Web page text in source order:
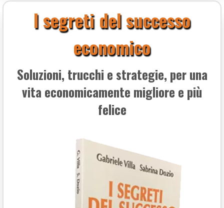
I segreti del successo
economico
Soluzioni, trucchi e strategie, per una
vita economicamente migliore e più
felice